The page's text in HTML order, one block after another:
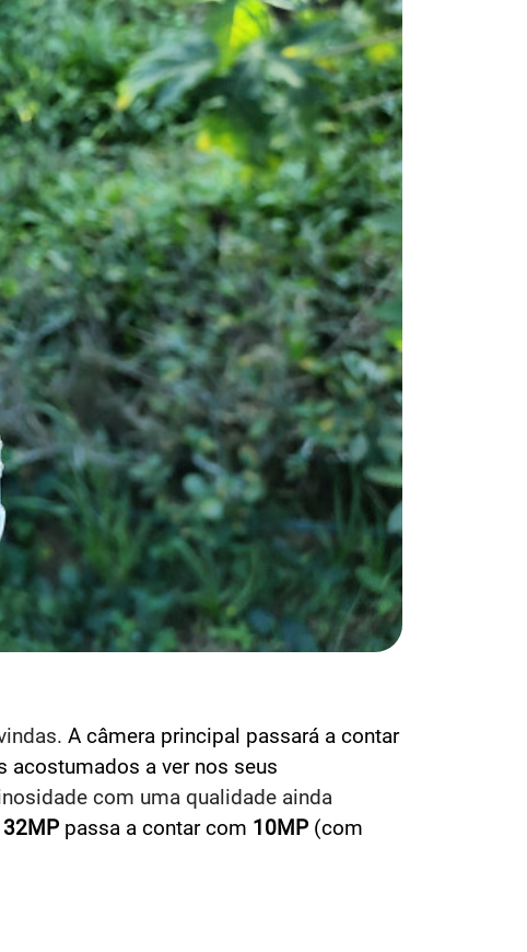
A câmera principal passará a contar
acostumados a ver nos seus
com uma qualidade ainda
32MP passa a contar com 10MP (com